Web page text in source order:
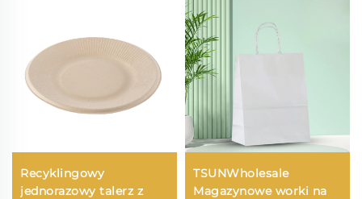
Recyklingowy
jednorazowy talerz z
TSUNWholesale
Magazynowe worki na